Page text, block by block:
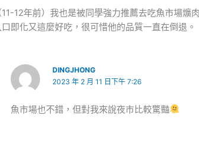
12年前）我也是被同學強力推薦去吃魚市場爌
即化又這麼好吃，很可惜他的品質一直在倒退。
DINGJHONG
2023 年 2 月 11 日下午 7:26
魚市場也不錯，但對我來說夜市比較驚豔